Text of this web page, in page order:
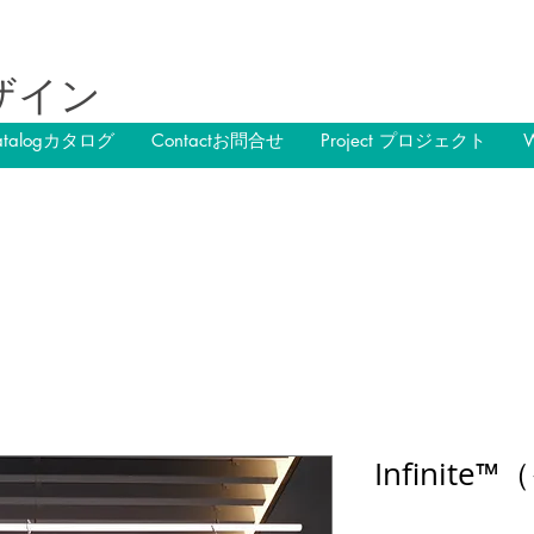
カタログ Contactお問合せ Project プロジェクト
イン
Infinite™